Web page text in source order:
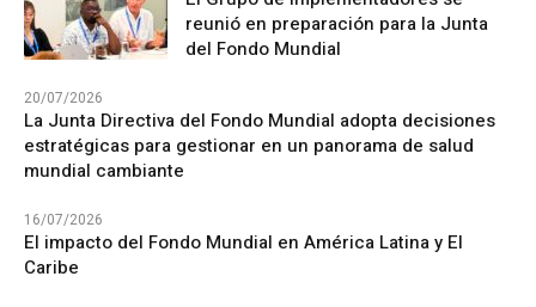
reunió en preparación para la Junta
del Fondo Mundial
20/07/2026
La Junta Directiva del Fondo Mundial adopta decisiones
estratégicas para gestionar en un panorama de salud
mundial cambiante
16/07/2026
El impacto del Fondo Mundial en América Latina y El
Caribe